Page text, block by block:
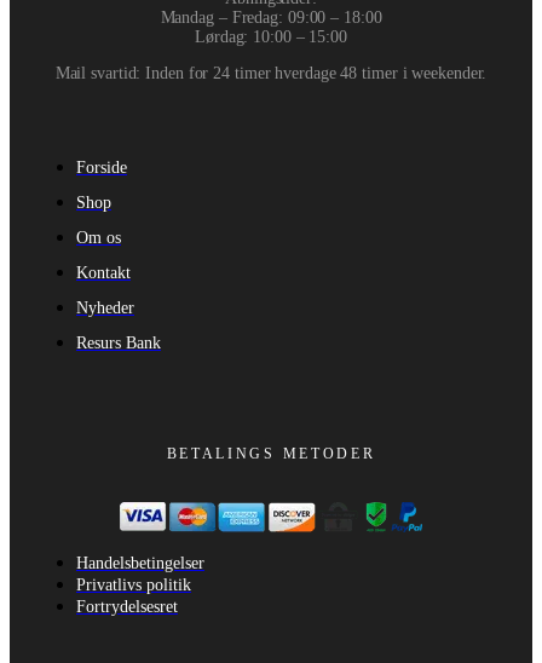
Mandag – Fredag: 09:00 – 18:00
Lørdag: 10:00 – 15:00
Mail svartid: Inden for 24 timer hverdage 48 timer i weekender.
Forside
Shop
Om os
Kontakt
Nyheder
Resurs Bank
BETALINGS METODER
Handelsbetingelser
Privatlivs politik
Fortrydelsesret